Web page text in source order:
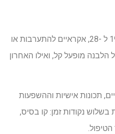
המחקר כלל 50 משתתפים בין 19 ל -28, אקראיים להתערבות או
הלבנה מופעל קל, ואילו האחרון
תכונות אישיות וההשפעות
נקודות זמן: קו בסיס,